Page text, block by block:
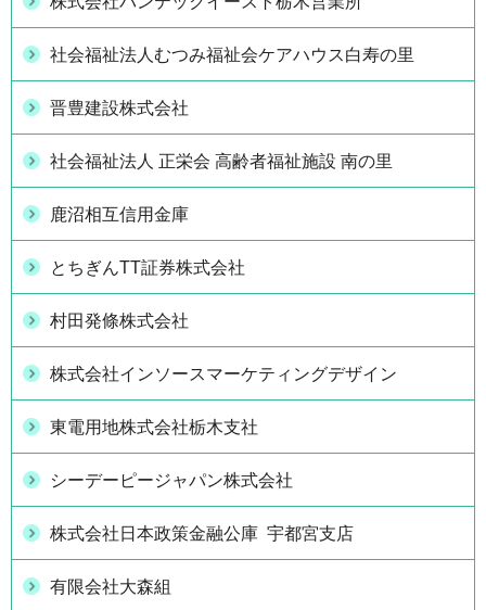
社会福祉法人むつみ福祉会ケアハウス白寿の里
晋豊建設株式会社
社会福祉法人 正栄会 高齢者福祉施設 南の里
鹿沼相互信用金庫
とちぎんTT証券株式会社
村田発條株式会社
株式会社インソースマーケティングデザイン
東電用地株式会社栃木支社
シーデーピージャパン株式会社
株式会社日本政策金融公庫 宇都宮支店
有限会社大森組